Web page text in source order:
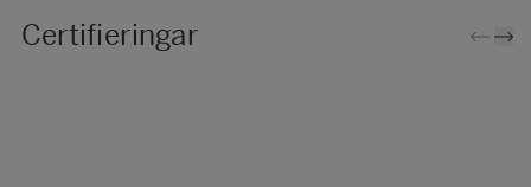
Certifieringar